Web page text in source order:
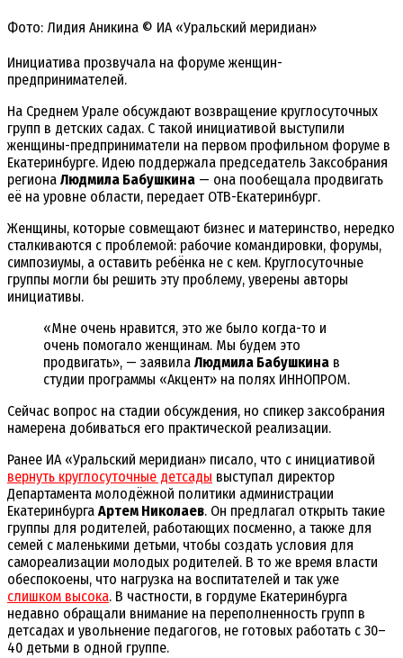
Фото: Лидия Аникина © ИА «Уральский меридиан»
Инициатива прозвучала на форуме женщин-
предпринимателей.
На Среднем Урале обсуждают возвращение круглосуточных
групп в детских садах. С такой инициативой выступили
женщины-предприниматели на первом профильном форуме в
Екатеринбурге. Идею поддержала председатель Заксобрания
региона Людмила Бабушкина — она пообещала продвигать
её на уровне области, передает ОТВ-Екатеринбург.
Женщины, которые совмещают бизнес и материнство, нередко
сталкиваются с проблемой: рабочие командировки, форумы,
симпозиумы, а оставить ребёнка не с кем. Круглосуточные
группы могли бы решить эту проблему, уверены авторы
инициативы.
«Мне очень нравится, это же было когда-то и
очень помогало женщинам. Мы будем это
продвигать», — заявила Людмила Бабушкина в
студии программы «Акцент» на полях ИННОПРОМ.
Сейчас вопрос на стадии обсуждения, но спикер заксобрания
намерена добиваться его практической реализации.
Ранее ИА «Уральский меридиан» писало, что с инициативой
вернуть круглосуточные детсады выступал директор
Департамента молодёжной политики администрации
Екатеринбурга Артем Николаев. Он предлагал открыть такие
группы для родителей, работающих посменно, а также для
семей с маленькими детьми, чтобы создать условия для
самореализации молодых родителей. В то же время власти
обеспокоены, что нагрузка на воспитателей и так уже
слишком высока. В частности, в гордуме Екатеринбурга
недавно обращали внимание на переполненность групп в
детсадах и увольнение педагогов, не готовых работать с 30–
40 детьми в одной группе.